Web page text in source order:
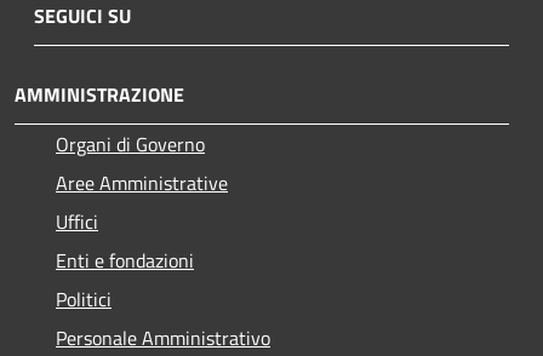
SEGUICI SU
AMMINISTRAZIONE
Organi di Governo
Aree Amministrative
Uffici
Enti e fondazioni
Politici
Personale Amministrativo